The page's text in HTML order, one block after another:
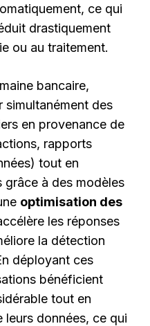
ce qui
drastiquement
ou au traitement.
bancaire,
simultanément des
en provenance de
rapports
tout en
grâce à des modèles
optimisation des
les réponses
la détection
déployant ces
bénéficient
tout en
leurs données, ce qui